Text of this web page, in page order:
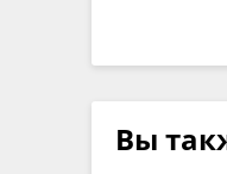
Вы